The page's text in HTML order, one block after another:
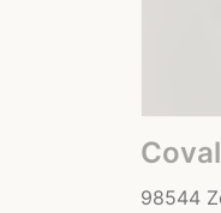
98544